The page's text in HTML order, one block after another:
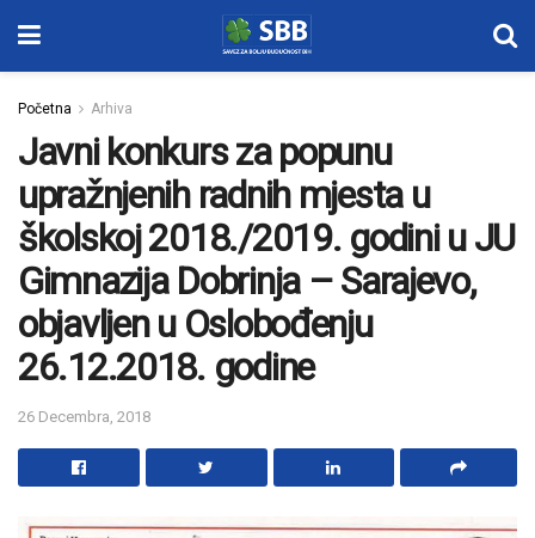
Početna Arhiva
Javni konkurs za popunu
upražnjenih radnih mjesta u
školskoj 2018./2019. godini u JU
Gimnazija Dobrinja – Sarajevo,
objavljen u Oslobođenju
26.12.2018. godine
26 Decembra, 2018